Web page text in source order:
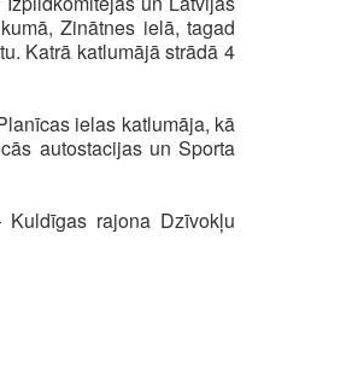
Zinātnes ielā, tagad
Katrā katlumājā strādā 4
ielas katlumāja, kā
autostacijas un Sporta
rajona Dzīvokļu